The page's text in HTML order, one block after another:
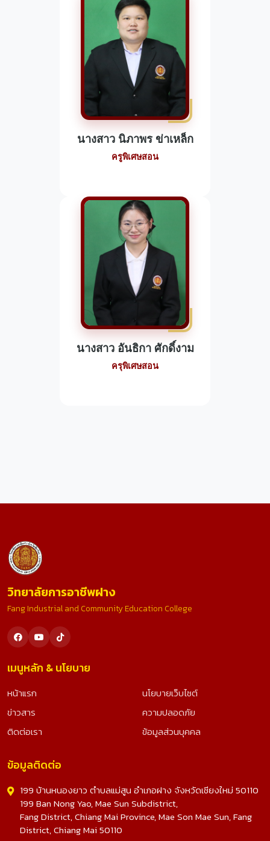
นางสาว นิภาพร ข่าเหล็ก
ครูพิเศษสอน
นางสาว อันธิกา ศักดิ์งาม
ครุพิเศษสอน
วิทยาลัยการอาชีพฝาง
Fang Industrial and Community Education College
เมนูหลัก & นโยบาย
หน้าแรก
ข่าวสาร
ติดต่อเรา
นโยบายเว็บไซต์
ความปลอดภัย
ข้อมูลส่วนบุคคล
ข้อมูลติดต่อ
199 บ้านหนองยาว ตำบลแม่สูน อำเภอฝาง จังหวัดเชียงใหม่ 50110
199 Ban Nong Yao, Mae Sun Subdistrict,
Fang District, Chiang Mai Province, Mae Son Mae Sun, Fang
District, Chiang Mai 50110